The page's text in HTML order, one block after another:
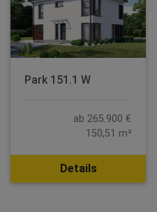
Park 151.1 W
ab 265.900 €
150,51 m²
Details